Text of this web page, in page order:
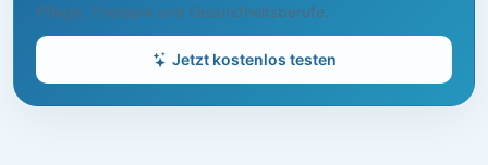
Pflege, Therapie und Gesundheitsberufe.
Jetzt kostenlos testen